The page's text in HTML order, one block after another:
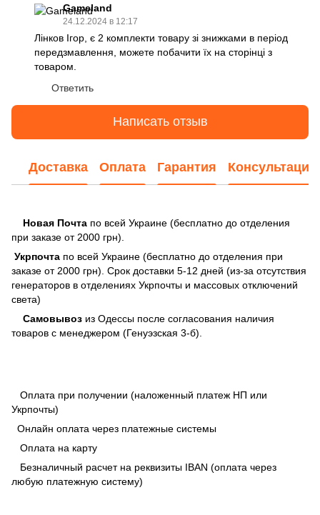
Gameland
24.12.2024 в 12:17
Лінков Ігор, є 2 комплекти товару зі знижками в період
передзмавлення, можете побачити їх на сторінці з
товаром.
Ответить
Написать отзыв
Доставка Оплата Гарантия Консультация
Новая Почта по всей Украине (бесплатно до отделения
при заказе от 2000 грн).
Укрпочта по всей Украине (бесплатно до отделения при
заказе от 2000 грн). Срок доставки 5-12 дней (из-за отсутствия
генераторов в отделениях Укрпочты и массовых отключений
света)
Самовывоз из Одессы после согласования наличия
товаров с менеджером (Генуэзская 3-б).
Оплата при получении (наложенный платеж НП или
Укрпочты)
Онлайн оплата через платежные системы
Оплата на карту
Безналичный расчет на реквизиты IBAN (оплата через
любую платежную систему)